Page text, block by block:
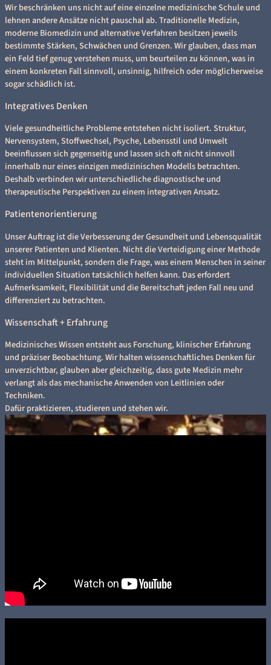
Wir beschränken uns nicht auf eine einzelne medizinische Schule und
lehnen andere Ansätze nicht pauschal ab. Traditionelle Medizin,
moderne Biomedizin und alternative Verfahren besitzen jeweils
bestimmte Stärken, Schwächen und Grenzen. Wir glauben, dass man
ein Feld tief genug verstehen muss, um beurteilen zu können, was in
einem konkreten Fall sinnvoll, unsinnig, hilfreich oder möglicherweise
sogar schädlich ist.
Integratives Denken
Viele gesundheitliche Probleme entstehen nicht isoliert. Struktur,
Nervensystem, Stoffwechsel, Psyche, Lebensstil und Umwelt
beeinflussen sich gegenseitig und lassen sich oft nicht sinnvoll
innerhalb nur eines einzigen medizinischen Modells betrachten.
Deshalb verbinden wir unterschiedliche diagnostische und
therapeutische Perspektiven zu einem integrativen Ansatz.
Patientenorientierung
Unser Auftrag ist die Verbesserung der Gesundheit und Lebensqualität
unserer Patienten und Klienten. Nicht die Verteidigung einer Methode
steht im Mittelpunkt, sondern die Frage, was einem Menschen in seiner
individuellen Situation tatsächlich helfen kann. Das erfordert
Aufmerksamkeit, Flexibilität und die Bereitschaft jeden Fall neu und
differenziert zu betrachten.
Wissenschaft + Erfahrung
Medizinisches Wissen entsteht aus Forschung, klinischer Erfahrung
und präziser Beobachtung. Wir halten wissenschaftliches Denken für
unverzichtbar, glauben aber gleichzeitig, dass gute Medizin mehr
verlangt als das mechanische Anwenden von Leitlinien oder
Techniken.
Dafür praktizieren, studieren und stehen wir.